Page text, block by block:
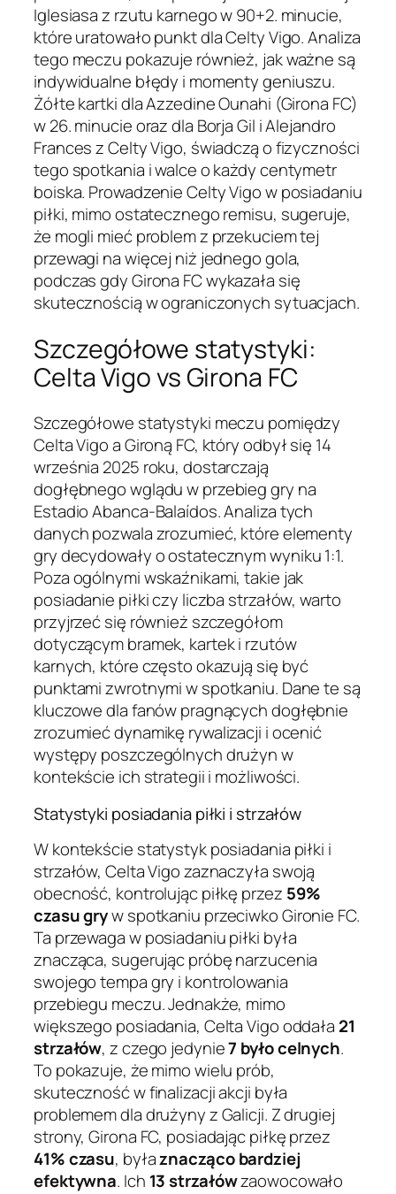
Iglesiasa z rzutu karnego w 90+2. minucie,
które uratowało punkt dla Celty Vigo. Analiza
tego meczu pokazuje również, jak ważne są
indywidualne błędy i momenty geniuszu.
Żółte kartki dla Azzedine Ounahi (Girona FC)
w 26. minucie oraz dla Borja Gil i Alejandro
Frances z Celty Vigo, świadczą o fizyczności
tego spotkania i walce o każdy centymetr
boiska. Prowadzenie Celty Vigo w posiadaniu
piłki, mimo ostatecznego remisu, sugeruje,
że mogli mieć problem z przekuciem tej
przewagi na więcej niż jednego gola,
podczas gdy Girona FC wykazała się
skutecznością w ograniczonych sytuacjach.
Szczegółowe statystyki:
Celta Vigo vs Girona FC
Szczegółowe statystyki meczu pomiędzy
Celta Vigo a Gironą FC, który odbył się 14
września 2025 roku, dostarczają
dogłębnego wglądu w przebieg gry na
Estadio Abanca-Balaídos. Analiza tych
danych pozwala zrozumieć, które elementy
gry decydowały o ostatecznym wyniku 1:1.
Poza ogólnymi wskaźnikami, takie jak
posiadanie piłki czy liczba strzałów, warto
przyjrzeć się również szczegółom
dotyczącym bramek, kartek i rzutów
karnych, które często okazują się być
punktami zwrotnymi w spotkaniu. Dane te są
kluczowe dla fanów pragnących dogłębnie
zrozumieć dynamikę rywalizacji i ocenić
występy poszczególnych drużyn w
kontekście ich strategii i możliwości.
Statystyki posiadania piłki i strzałów
W kontekście statystyk posiadania piłki i
strzałów, Celta Vigo zaznaczyła swoją
obecność, kontrolując piłkę przez 59%
czasu gryw spotkaniu przeciwko Gironie FC.
Ta przewaga w posiadaniu piłki była
znacząca, sugerując próbę narzucenia
swojego tempa gry i kontrolowania
przebiegu meczu. Jednakże, mimo
większego posiadania, Celta Vigo oddała 21
strzałów, z czego jedynie7 było celnych.
To pokazuje, że mimo wielu prób,
skuteczność w finalizacji akcji była
problemem dla drużyny z Galicji. Z drugiej
strony, Girona FC, posiadając piłkę przez
41% czasu, byłaznacząco bardziej
efektywna. Ich 13 strzałówzaowocowało